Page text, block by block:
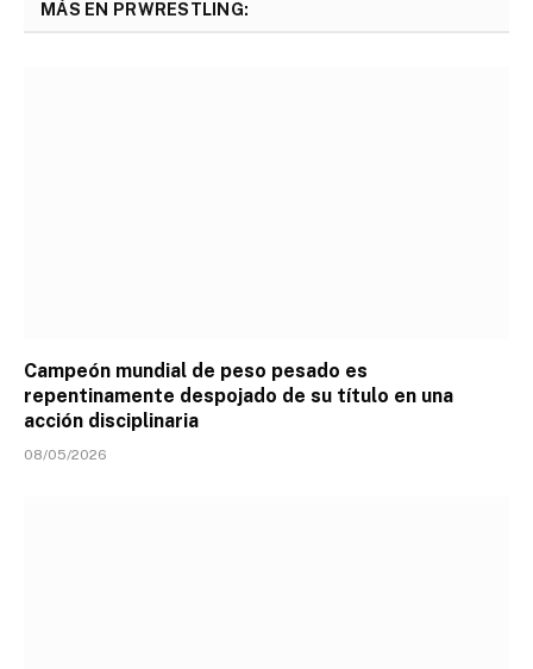
MÁS EN PRWRESTLING:
Campeón mundial de peso pesado es
repentinamente despojado de su título en una
acción disciplinaria
08/05/2026